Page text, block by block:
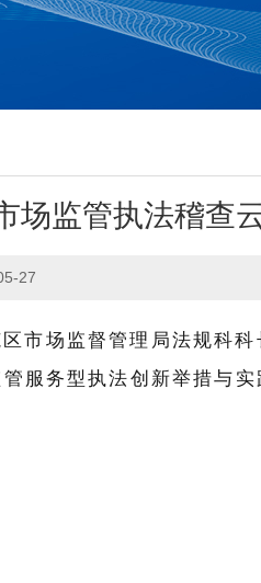
场监管执法稽查
27
市场监督管理局法规科科
服务型执法创新举措与